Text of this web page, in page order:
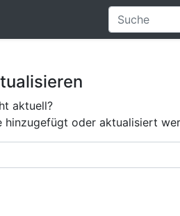
aktuell?
hinzugefügt oder aktualisiert